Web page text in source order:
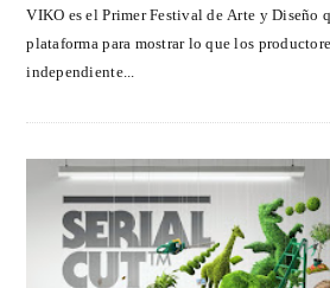
VIKO es el Primer Festival de Arte y Diseño
plataforma para mostrar lo que los
independiente...